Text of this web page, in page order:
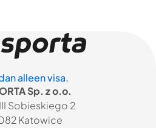
alleen visa.
Sp. z o.o.
Sobieskiego 2
Katowice